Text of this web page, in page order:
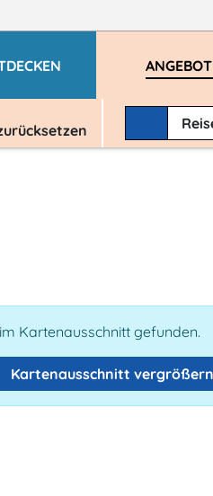
Kartenausschnitt gefunden.
Kartenausschnitt vergrößern